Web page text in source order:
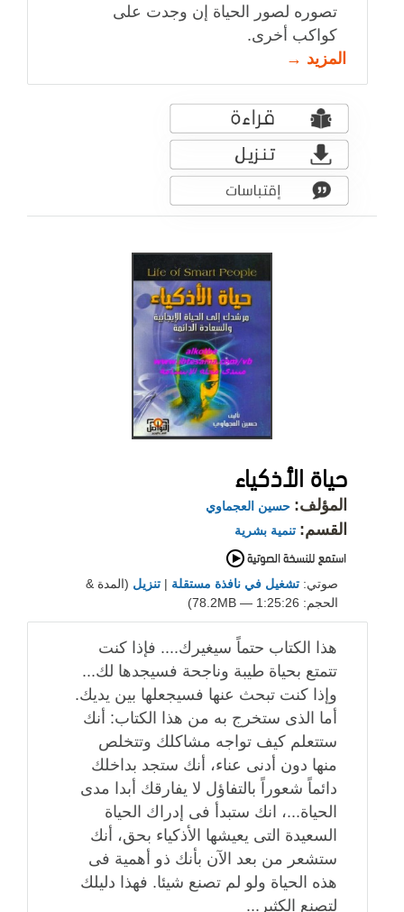
تصوره لصور الحياة إن وجدت على
كواكب أخرى.
المزيد →
حياة الأذكياء
المؤلف: حسين العجماوي
القسم: تنمية بشرية
صوتي: تشغيل في نافذة مستقلة | تنزيل (المدة &
الحجم: 1:25:26 — 78.2MB)
هذا الكتاب حتماً سيغيرك.... فإذا كنت
تتمتع بحياة طيبة وناجحة فسيجدها لك...
وإذا كنت تبحث عنها فسيجعلها بين يديك.
أما الذى ستخرج به من هذا الكتاب: أنك
ستتعلم كيف تواجه مشاكلك وتتخلص
منها دون أدنى عناء، أنك ستجد بداخلك
دائماً شعوراً بالتفاؤل لا يفارقك أبدا مدى
الحياة...، انك ستبدأ فى إدراك الحياة
السعيدة التى يعيشها الأذكياء بحق، أنك
ستشعر من بعد الآن بأنك ذو أهمية فى
هذه الحياة ولو لم تصنع شيئا. فهذا دليلك
لتصنع الكثير...